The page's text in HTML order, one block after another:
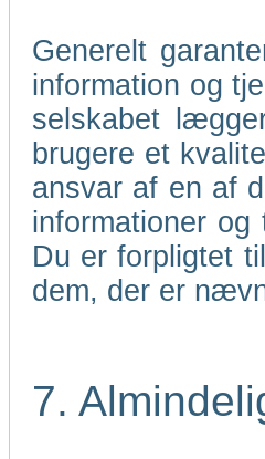
Generelt
information og
selskabet
brugere et
ansvar af en af
informationer
Du er forpligtet
dem, der er
7.